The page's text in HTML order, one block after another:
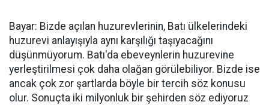
Bayar: Bizde açılan huzurevlerinin, Batı ülkelerindeki
huzurevi anlayışıyla aynı karşılığı taşıyacağını
düşünmüyorum. Batı'da ebeveynlerin huzurevine
yerleştirilmesi çok daha olağan görülebiliyor. Bizde ise
ancak çok zor şartlarda böyle bir tercih söz konusu
olur. Sonuçta iki milyonluk bir şehirden söz ediyoruz